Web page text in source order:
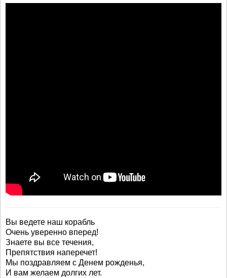
Вы ведете наш корабль
Очень уверенно вперед!
Знаете вы все течения,
Препятствия наперечет!
Мы поздравляем с Денем рожденья,
И вам желаем долгих лет.